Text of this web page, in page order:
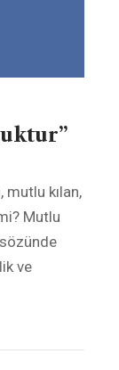
kılan,
Mutlu
ve